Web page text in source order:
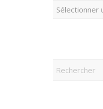
Catégories